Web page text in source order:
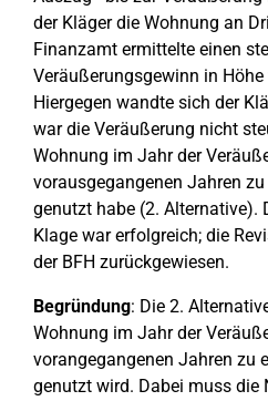
der Kläger die Wohnung an
Finanzamt ermittelte einen
Veräußerungsgewinn in Höhe
Hiergegen wandte sich der
war die Veräußerung nicht
Wohnung im Jahr der
vorausgegangenen Jahren
genutzt habe (2. Alternative).
Klage war erfolgreich; die
der BFH zurückgewiesen.
Begründung: Die 2.
Wohnung im Jahr der
vorangegangenen Jahren zu
genutzt wird. Dabei muss die